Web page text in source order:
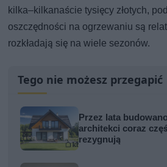
kilka–kilkanaście tysięcy złotych,
oszczędności na ogrzewaniu są
rozkładają się na wiele sezonów.
Tego nie możesz przegapić
Przez lata
architekci coraz
rezygnują